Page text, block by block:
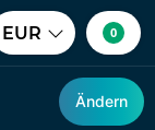
EUR 0
Ändern